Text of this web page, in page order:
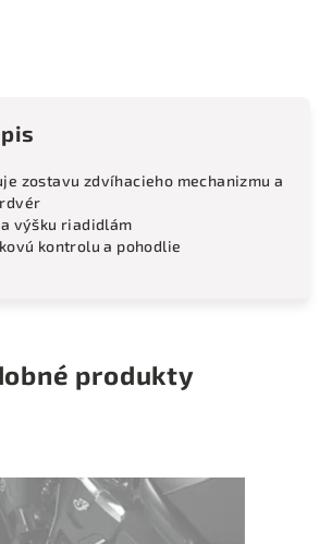
zostavu zdvíhacieho mechanizmu a
výšku riadidlám
kontrolu a pohodlie
produkty